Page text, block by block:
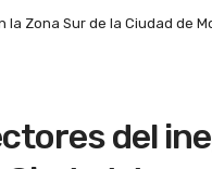
Zona Sur de la Ciudad de
del